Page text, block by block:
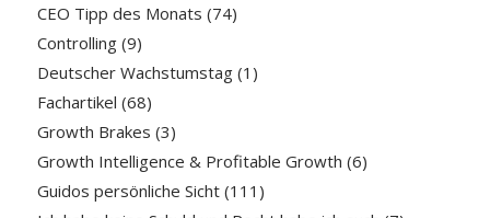
CEO Tipp des Monats (74)
Controlling(9)
Deutscher Wachstumstag(1)
Fachartikel (68)
Growth Brakes (3)
Growth Intelligence & Profitable Growth (6)
Guidos persönliche Sicht(111)